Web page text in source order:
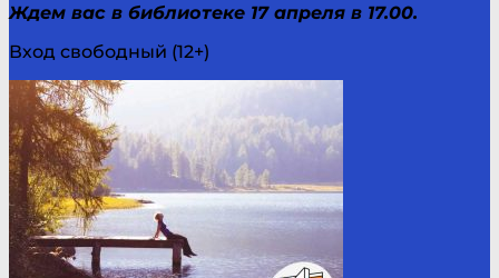
Ждем вас в библиотеке 17 апреля в 17.00.
Вход свободный (12+)